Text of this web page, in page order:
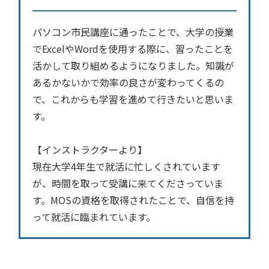
パソコン市民講座に通ったことで、大学の授業
でExcelやWordを使用する際に、習ったことを
活かして取り組めるようになりました。知識が
あるかないかで効率の良さが変わってくるの
で、これからも学習を進めて行きたいと思いま
す。
【インストラクターより】
現在大学4年生で就活に忙しくされています
が、時間を取って受講に来てくださっていま
す。MOSの資格を取得されたことで、自信を持
って就活に臨まれています。